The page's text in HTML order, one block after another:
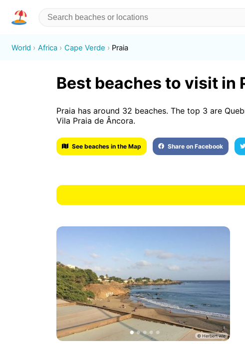
World Africa Cape Verde Praia
Best beaches to visit in
Praia has around 32 beaches. The top 3 are
Vila Praia de Âncora.
See beaches in the Map Share on Facebook